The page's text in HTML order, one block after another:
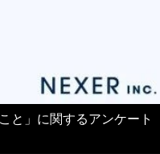
と」に関するアンケート